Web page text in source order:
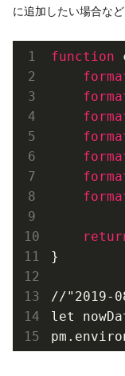
に追加したい場合など
function
}
//"2019-
let